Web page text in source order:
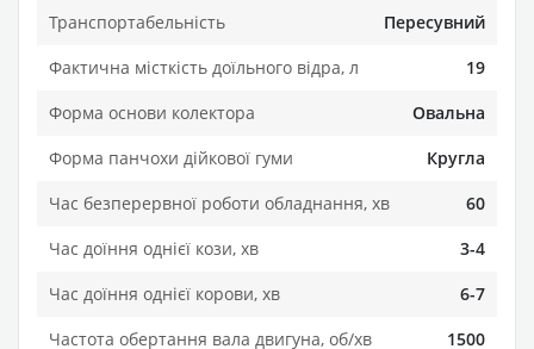
Транспортабельність
Пересувний
Фактична місткість доїльного відра, л
19
Форма основи колектора
Овальна
Форма панчохи дійкової гуми
Кругла
Час безперервної роботи обладнання, хв
60
Час доїння однієї кози, хв
3-4
Час доїння однієї корови, хв
6-7
Частота обертання вала двигуна, об/хв
1500